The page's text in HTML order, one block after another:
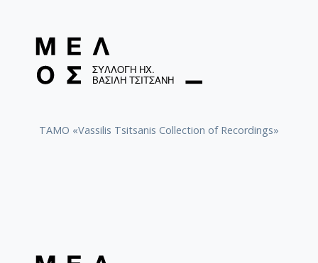
TAMO «Vassilis Tsitsanis Collection of Recordings»